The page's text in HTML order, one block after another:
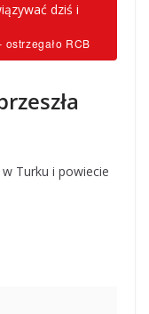
dziś i
ostrzegało RCB
Turku i powiecie